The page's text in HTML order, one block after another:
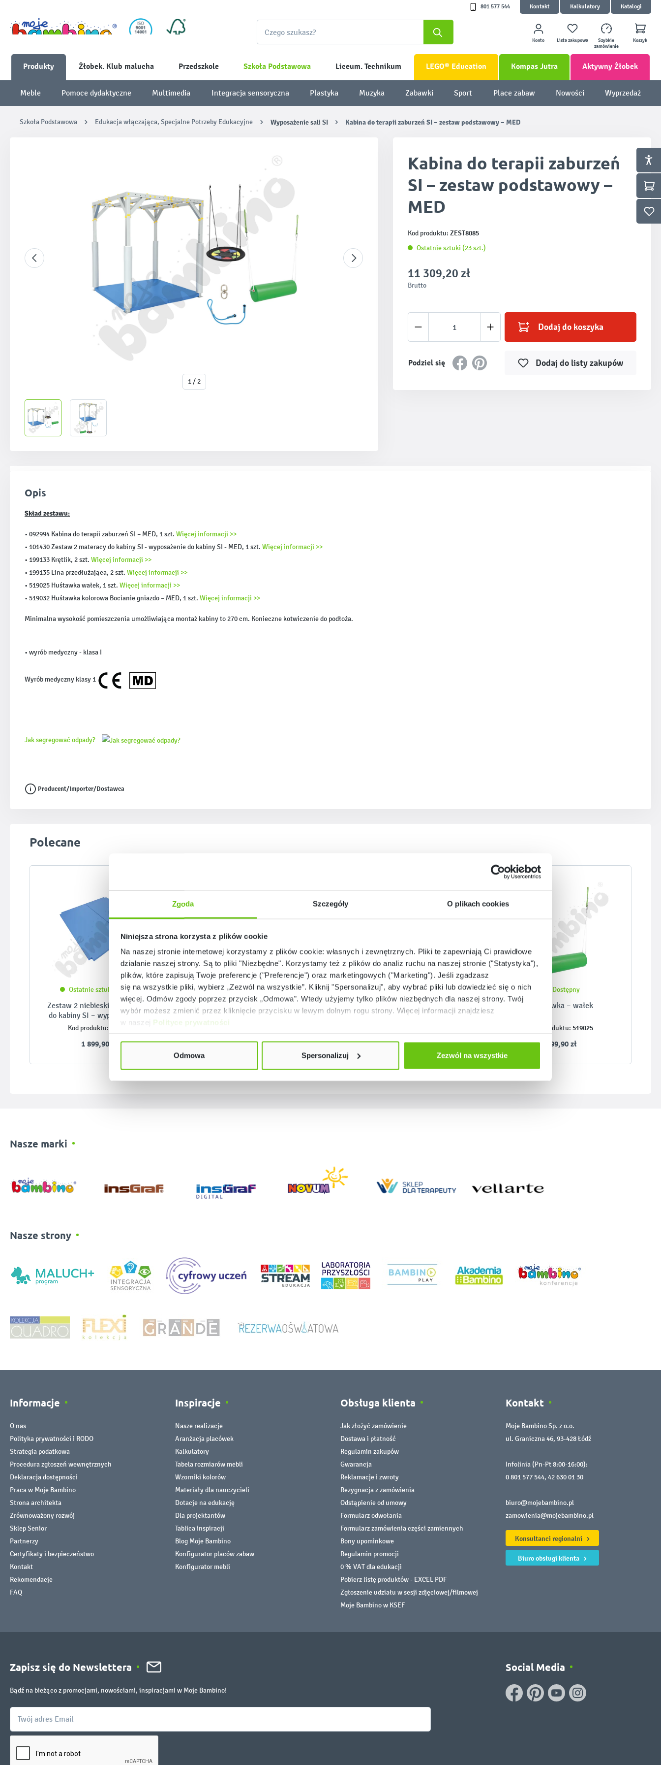
Zgoda Szczegóły O plikach cookies
Niniejsza strona korzysta z plików cookie
Na naszej stronie internetowej korzystamy z plików cookie: własnych i zewnętrznych. Pliki te zapewniają Ci prawidłowe
działanie naszej strony. Są to pliki "Niezbędne". Korzystamy też z plików do analiz ruchu na naszej stronie ("Statystyka"),
plików, które zapisują Twoje preferencje ("Preferencje") oraz marketingowych ("Marketing"). Jeśli zgadzasz
się na wszystkie pliki, wybierz „Zezwól na wszystkie”. Kliknij "Spersonalizuj", aby wybrać pliki lub dowiedzieć się o nich
więcej. Odmów zgody poprzez przycisk „Odmowa”. Wtedy użyjemy tylko plików niezbędnych dla naszej strony. Twój
wybór możesz zmienić przez kliknięcie przycisku w lewym dolnym rogu strony. Więcej informacji znajdziesz
w naszej Polityce prywatności
Odmowa Spersonalizuj Zezwól na wszystkie
801 577 544 Kontakt Kalkulatory Katalogi
Konto Lista zakupowa
Szybkie
zamówienie
Koszyk
Produkty Żłobek. Klub malucha Przedszkole Szkoła Podstawowa Liceum. Technikum LEGO® Education Kompas Jutra Aktywny Żłobek
Meble Pomoce dydaktyczne Multimedia Integracja sensoryczna Plastyka Muzyka Zabawki Sport Place zabaw Nowości Wyprzedaż
Szkoła Podstawowa Edukacja włączająca, Specjalne Potrzeby Edukacyjne Wyposażenie sali SI Kabina do terapii zaburzeń SI – zestaw podstawowy – MED
1 / 2
Kabina do terapii zaburzeń
SI – zestaw podstawowy –
MED
Kod produktu: ZEST8085
Ostatnie sztuki (23 szt.)
11 309,20 zł
Brutto
Ilość produktu: Wprowadź żądaną ilość lub użyj
Dodaj do koszyka
Podziel się Dodaj do listy zakupów
Opis
Skład zestawu:
• 092994 Kabina do terapii zaburzeń SI – MED, 1 szt. Więcej informacji >>
• 101430 Zestaw 2 materacy do kabiny SI - wyposażenie do kabiny SI - MED, 1 szt. Więcej informacji >>
• 199133 Krętlik, 2 szt. Więcej informacji >>
• 199135 Lina przedłużająca, 2 szt. Więcej informacji >>
• 519025 Huśtawka wałek, 1 szt. Więcej informacji >>
• 519032 Huśtawka kolorowa Bocianie gniazdo – MED, 1 szt. Więcej informacji >>
Minimalna wysokość pomieszczenia umożliwiająca montaż kabiny to 270 cm. Konieczne kotwiczenie do podłoża.
• wyrób medyczny - klasa I
Wyrób medyczny klasy 1
Jak segregować odpady?
Producent/Importer/Dostawca
Pomiń galerię produktów
Polecane
Ostatnie sztuki (23 szt.)
Zestaw 2 niebieskich materacy
do kabiny SI – wyposażenie do
kabiny SI – MED
Kod produktu:
1 899,90 zł
Dostępny
Krętlik
19,90 zł
Dostępny
Lina przedłużająca
169,90 zł
Dostępny
Huśtawka – wałek
Kod produktu: 519025
599,90 zł
Nasze marki
Nasze strony
Informacje
O nas
Polityka prywatności i RODO
Strategia podatkowa
Procedura zgłoszeń wewnętrznych
Deklaracja dostępności
Praca w Moje Bambino
Strona architekta
Zrównoważony rozwój
Sklep Senior
Partnerzy
Certyfikaty i bezpieczeństwo
Kontakt
Rekomendacje
FAQ
Inspiracje
Nasze realizacje
Aranżacja placówek
Kalkulatory
Tabela rozmiarów mebli
Wzorniki kolorów
Materiały dla nauczycieli
Dotacje na edukację
Dla projektantów
Tablica inspiracji
Blog Moje Bambino
Konfigurator placów zabaw
Konfigurator mebli
Obsługa klienta
Jak złożyć zamówienie
Dostawa i płatność
Regulamin zakupów
Gwarancja
Reklamacje i zwroty
Rezygnacja z zamówienia
Odstąpienie od umowy
Formularz odwołania
Formularz zamówienia części zamiennych
Bony upominkowe
Regulamin promocji
0 % VAT dla edukacji
Pobierz listę produktów - EXCEL PDF
Zgłoszenie udziału w sesji zdjęciowej/filmowej
Moje Bambino w KSEF
Kontakt
Moje Bambino Sp. z o.o.
ul. Graniczna 46, 93-428 Łódź
Infolinia (Pn-Pt 8:00-16:00):
0 801 577 544, 42 630 01 30
biuro@mojebambino.pl
zamowienia@mojebambino.pl
Konsultanci regionalni
Biuro obsługi klienta
Zapisz się do Newslettera
Bądź na bieżąco z promocjami, nowościami, inspiracjami w Moje Bambino!
Social Media